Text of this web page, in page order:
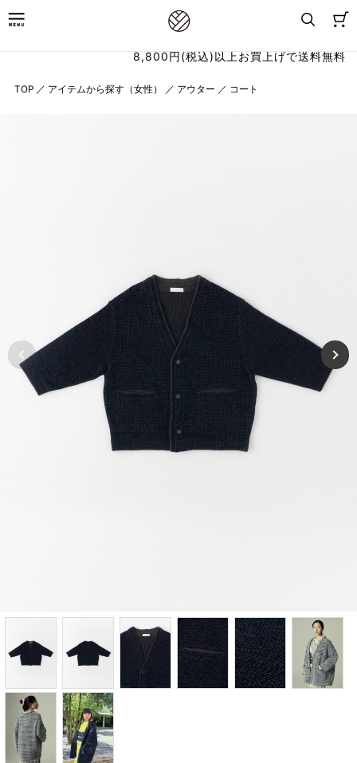
8,800円(税込)以上お買上げで送料無料
TOP ／ アイテムから探す（女性） ／ アウター ／ コート